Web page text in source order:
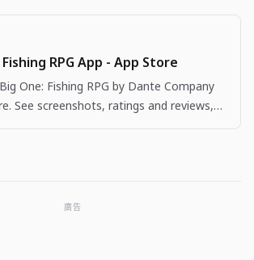
RPG App - App Store
One: Fishing RPG by Dante Company
See screenshots, ratings and reviews,
廣告